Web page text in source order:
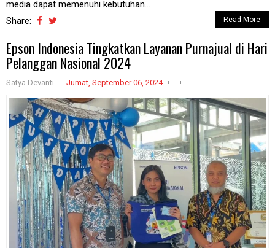
media dapat memenuhi kebutuhan...
Share:
Read More
Epson Indonesia Tingkatkan Layanan Purnajual di Hari
Pelanggan Nasional 2024
Satya Devanti Jumat, September 06, 2024